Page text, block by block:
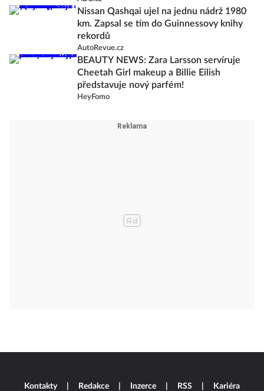
Nissan Qashqai ujel na jednu nádrž 1980
km. Zapsal se tím do Guinnessovy knihy
rekordů
AutoRevue.cz
BEAUTY NEWS: Zara Larsson servíruje
Cheetah Girl makeup a Billie Eilish
představuje nový parfém!
HeyFomo
Kontakty Redakce Inzerce RSS Kariéra